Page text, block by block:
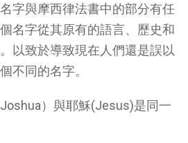
字與摩西律法書中的部分有任
名字從其原有的語言、歷史和
以致於導致現在人們還是誤以
不同的名字。
）與耶穌(Jesus)是同一